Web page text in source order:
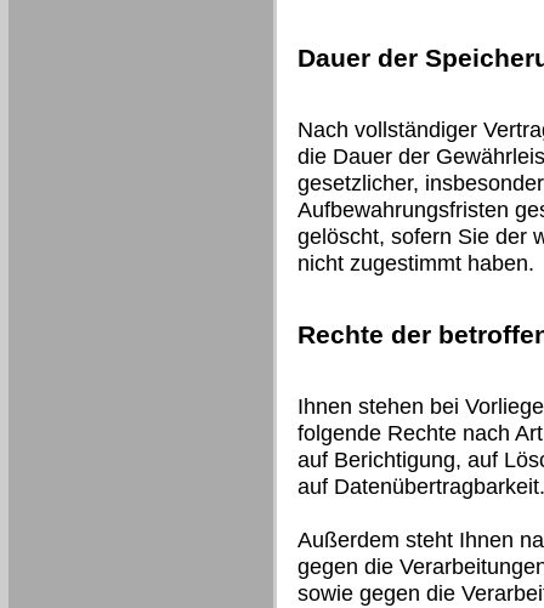
Dauer der
Nach vollständiger
die Dauer der
gesetzlicher,
Aufbewahrungsfristen
gelöscht, sofern Sie der
nicht zugestimmt haben.
Rechte der
Ihnen stehen bei
folgende Rechte nach
auf Berichtigung, auf
auf Datenübertragbarkeit.
Außerdem steht Ihnen
gegen die
sowie gegen die